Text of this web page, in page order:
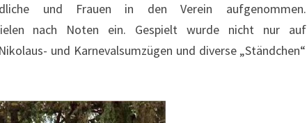
und Frauen in den Verein aufgenommen.
nach Noten ein. Gespielt wurde nicht nur auf
und Karnevalsumzügen und diverse „Ständchen“